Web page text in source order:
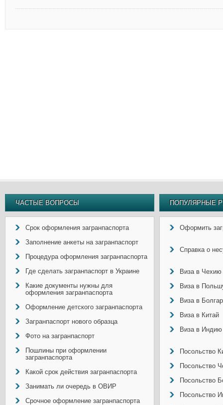
ЧАСТЫЕ ВОПРОСЫ
Срок оформления загранпаспорта
Заполнение анкеты на загранпаспорт
Процедура оформления загранпаспорта
Где сделать загранпаспорт в Украине
Какие документы нужны для
оформления загранпаспорта
Оформление детского загранпаспорта
Загранпаспорт нового образца
Фото на загранпаспорт
Пошлины при оформлении
загранпаспорта
Какой срок действия загранпаспорта
Занимать ли очередь в ОВИР
Срочное оформление загранпаспорта
ПОПУЛЯРНЫЕ
Оформить
Справка о
Виза в Чехию
Виза в
Виза в
Виза в Китай
Виза в Индию
Посольство
Посольство
Посольство
Посольство